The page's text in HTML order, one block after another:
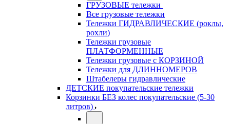
ГРУЗОВЫЕ тележки
Все грузовые тележки
Тележки ГИДРАВЛИЧЕСКИЕ (роклы,
рохли)
Тележки грузовые
ПЛАТФОРМЕННЫЕ
Тележки грузовые с КОРЗИНОЙ
Тележки для ДЛИННОМЕРОВ
Штабелеры гидравлические
ДЕТСКИЕ покупательские тележки
Корзинки БЕЗ колес покупательские (5-30
литров)